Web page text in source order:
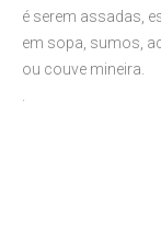
é serem assadas,
em sopa, sumos,
ou couve mineira.